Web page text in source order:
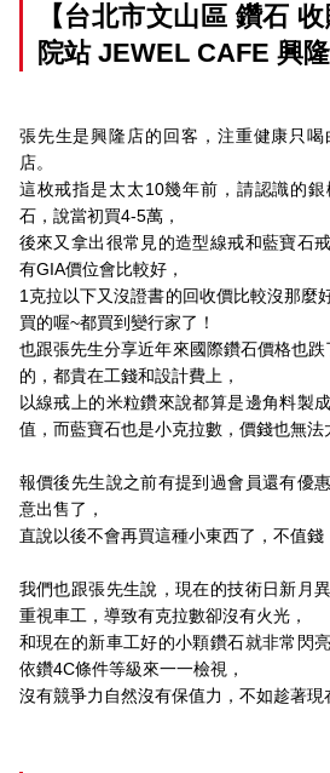
【台北市文山區 鑽石
院站 JEWEL CAFE 興
張先生是興隆店的回客，注重健康只
店。
這枚戒指是太太10幾年前，請認識的
石，說當初買4-5萬，
後來又拿出很常見的造型線戒和藍寶石
有GIA價位會比較好，
1克拉以下又沒證書的回收價比較沒那麼
買的喔~都買到變行家了！
也跟張先生分享近年來國際鑽石價格也
的，都貴在工錢和設計費上，
以線戒上的米粒鑽來說都算是邊角料製
值，而藍寶石也是小克拉數，價錢也無法
報價後先生說之前有提到過會員還有優
意出售了，
直說以後不會再買這種小東西了，不值錢
我們也跟張先生說，現在的技術日新月
重視車工，導致有克拉數卻沒有火光，
和現在的新車工好的小顆鑽石就非常閃
依鑽4C條件等級來一一檢視，
沒有競爭力自然沒有保值力，不如趁著現